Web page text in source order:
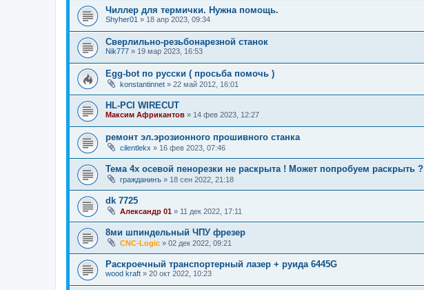
Чиллер для термички. Нужна помощь.
Shyher01 » 18 апр 2023, 09:34
Сверлильно-резьбонарезной станок
Nik777 » 19 мар 2023, 16:53
Egg-bot по русски ( просьба помочь )
konstantinnet » 22 май 2012, 16:01
HL-PCI WIRECUT
Максим Африкантов » 14 фев 2023, 12:27
ремонт эл.эрозионного прошивного станка
cilentlekx » 16 фев 2023, 07:46
Тема 4х осевой пенорезки не раскрыта ! Может попробуем раскрыть ?
гражданинъ » 18 сен 2022, 21:18
dk 7725
Александр 01 » 11 дек 2022, 17:11
8ми шпиндельный ЧПУ фрезер
CNC-Logic » 02 дек 2022, 09:21
Раскроечный транспортерный лазер + руида 6445G
wood kraft » 20 окт 2022, 10:23